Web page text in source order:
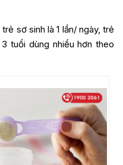
sơ sinh là 1 lần/ ngày, trẻ
tuổi dùng nhiều hơn theo